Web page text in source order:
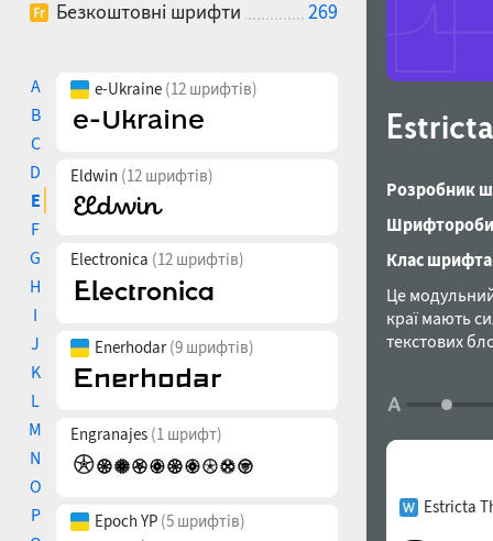
Безкоштовні шрифти
269
A
B
C
D
E
F
G
H
I
J
K
L
M
N
O
P
e-Ukraine (12 шрифтів)
Eldwin (12 шрифтів)
Electronica (12 шрифтів)
Enerhodar(9 шрифтів)
Engranajes (1 шрифт)
Epoch YP (5 шрифтів)
Розробник
Клас
Це
краї мають
текстових
Estricta